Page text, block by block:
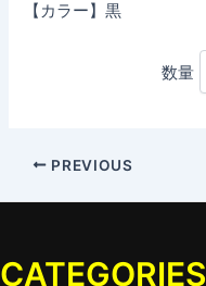
【カラー】黒
数量
PREVIOUS
CATEGORIES